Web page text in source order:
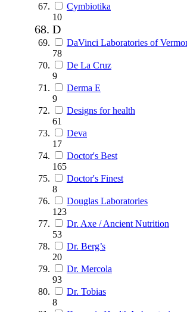
Cymbiotika
10
D
DaVinci Laboratories of
78
De La Cruz
9
Derma E
9
Designs for health
61
Deva
17
Doctor's Best
165
Doctor's Finest
8
Douglas Laboratories
123
Dr. Axe / Ancient Nutrition
53
Dr. Berg’s
20
Dr. Mercola
93
Dr. Tobias
8